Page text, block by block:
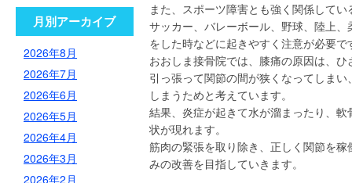
また、スポーツ障害とも強く関係して
サッカー、バレーボール、野球、陸上
をした時などに起きやすく注意が必要で
おおしま接骨院では、膝痛の原因は、
引っ張って関節の間が狭くなってしま
しまうためと考えています。
結果、炎症が起きて水が溜まったり、
状が現れます。
筋肉の緊張を取り除き、正しく関節を
みの改善を目指していきます。
月別アーカイブ
2026年8月
2026年7月
2026年6月
2026年5月
2026年4月
2026年3月
2026年2月